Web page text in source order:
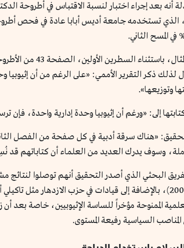
أنه بعد إجراء اختبار لنسبة الاقتباس في أطروحة
لذلك ذكر التقرير الأممي: «على الرغم من أن
وتوزيعها».
إلى: «ورغم أن إثيوبيا وحدة إدارية واحدة، فإن
«هناك سرقة أدبية في كل صفحة من الفصل
وسوف يدرك العديد من العلماء أن كتاباتهم قد
البحثي الذي أصدر التحقيق أنهم توصلوا
الممنوحة مؤخراً للساسة الإثيوبيين، خاصة بعد
المناصب السياسية رفيعة المستوى.